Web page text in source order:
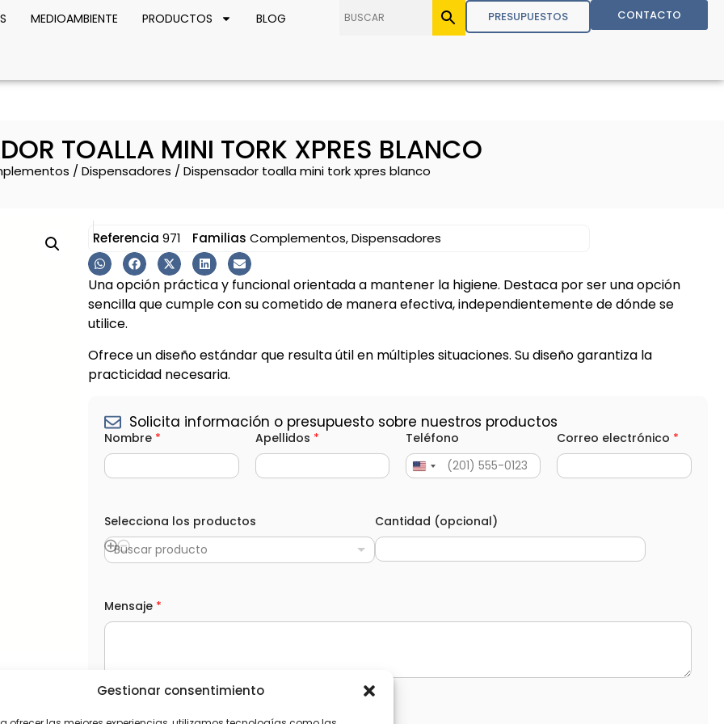
Gestionar consentimiento
MEDIOAMBIENTE PRODUCTOS BLOG PRESUPUESTOS CONTACTO
TOALLA MINI TORK XPRES BLANCO
/ Dispensadores / Dispensador toalla mini tork xpres blanco
Referencia 971 Familias Complementos,Dispensadores
Una opción práctica y funcional orientada a mantener la higiene. Destaca por ser una opción
sencilla que cumple con su cometido de manera efectiva, independientemente de dónde se
utilice.
Ofrece un diseño estándar que resulta útil en múltiples situaciones. Su diseño garantiza la
practicidad necesaria.
Solicita información o presupuesto sobre nuestros productos
Nombre * Apellidos * Teléfono Correo electrónico *
Selecciona los productos
Buscar producto
Cantidad (opcional)
o
p
a
)
Mensaje *